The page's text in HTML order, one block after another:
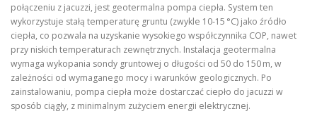
połączeniu z jacuzzi, jest geotermalna pompa ciepła. System ten
wykorzystuje stałą temperaturę gruntu (zwykle 10‑15 °C) jako źródło
ciepła, co pozwala na uzyskanie wysokiego współczynnika COP, nawet
przy niskich temperaturach zewnętrznych. Instalacja geotermalna
wymaga wykopania sondy gruntowej o długości od 50 do 150 m, w
zależności od wymaganego mocy i warunków geologicznych. Po
zainstalowaniu, pompa ciepła może dostarczać ciepło do jacuzzi w
sposób ciągły, z minimalnym zużyciem energii elektrycznej.